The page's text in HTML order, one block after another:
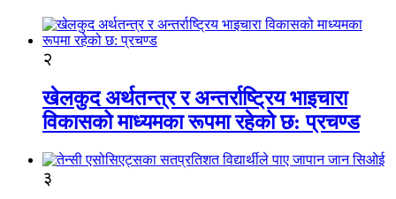
२
खेलकुद अर्थतन्त्र र अन्तर्राष्ट्रिय भाइचारा
विकासको माध्यमका रूपमा रहेको छ: प्रचण्ड
३